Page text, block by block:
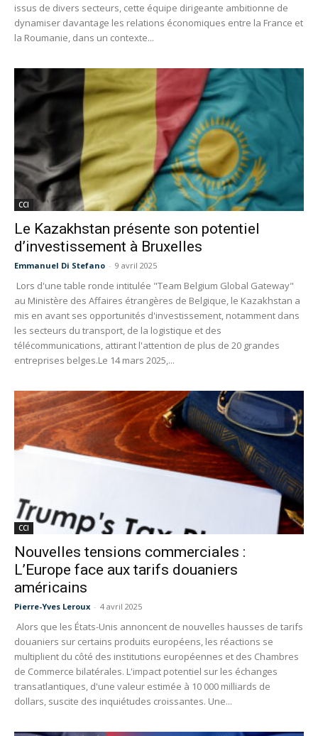
issus de divers secteurs, cette équipe dirigeante ambitionne de
dynamiser davantage les relations économiques entre la France et
la Roumanie, dans un contexte...
CCI
Le Kazakhstan présente son potentiel
d’investissement à Bruxelles​
Emmanuel Di Stefano - 9 avril 2025
Lors d'une table ronde intitulée "Team Belgium Global Gateway"
au Ministère des Affaires étrangères de Belgique, le Kazakhstan a
mis en avant ses opportunités d'investissement, notamment dans
les secteurs du transport, de la logistique et des
télécommunications, attirant l'attention de plus de 20 grandes
entreprises belges.​ Le 14 mars 2025,...
CCI
Nouvelles tensions commerciales :
L’Europe face aux tarifs douaniers
américains
Pierre-Yves Leroux - 4 avril 2025
Alors que les États-Unis annoncent de nouvelles hausses de tarifs
douaniers sur certains produits européens, les réactions se
multiplient du côté des institutions européennes et des Chambres
de Commerce bilatérales. L'impact potentiel sur les échanges
transatlantiques, d'une valeur estimée à 10 000 milliards de
dollars, suscite des inquiétudes croissantes. Une...